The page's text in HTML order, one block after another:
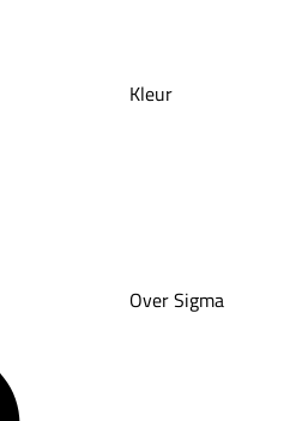
Kleur
Over Sigma